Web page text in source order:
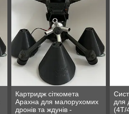
Картридж сіткомета
Арахна для малорухомих
дронів та ждунів -
для
(4T/